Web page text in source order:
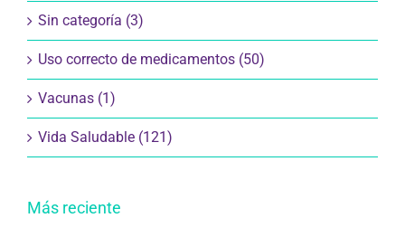
Sin categoría (3)
Uso correcto de medicamentos (50)
Vacunas (1)
Vida Saludable (121)
Más reciente